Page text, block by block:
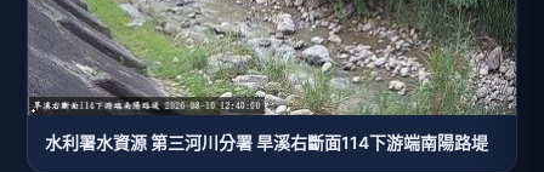
水利署水資源 第三河川分署 旱溪右斷面114下游端南陽路堤